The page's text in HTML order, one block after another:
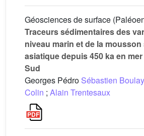
Géosciences de surface
Traceurs sédimentaires des
niveau marin et de la
asiatique depuis 450 ka en
Sud
Georges Pédro Sébastien Boulay
Colin ; Alain Trentesaux